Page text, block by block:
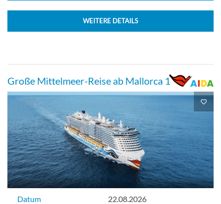
Deck 10
Veranda cabin comfort-[VC]
Deck 10
Balkonkabine
WEITERE DETAILS
Große Mittelmeer-Reise ab Mallorca 1
Datum
22.08.2026